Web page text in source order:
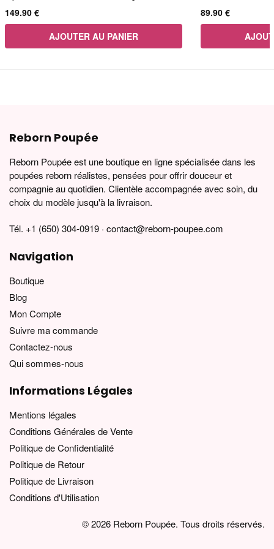
149.90 €
AJOUTER AU PANIER
89.90 €
Reborn Poupée
Reborn Poupée est une boutique en ligne spécialisée dans les
poupées reborn réalistes, pensées pour offrir douceur et
compagnie au quotidien. Clientèle accompagnée avec soin, du
choix du modèle jusqu'à la livraison.
Tél. +1 (650) 304-0919 · contact@reborn-poupee.com
Navigation
Boutique
Blog
Mon Compte
Suivre ma commande
Contactez-nous
Qui sommes-nous
Informations Légales
Mentions légales
Conditions Générales de Vente
Politique de Confidentialité
Politique de Retour
Politique de Livraison
Conditions d'Utilisation
© 2026 Reborn Poupée. Tous droits réservés.